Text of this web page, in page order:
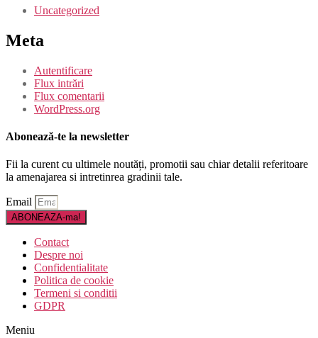
Uncategorized
Meta
Autentificare
Flux intrări
Flux comentarii
WordPress.org
Abonează-te la newsletter
Fii la curent cu ultimele noutăți, promotii sau chiar detalii referitoare
la amenajarea si intretinrea gradinii tale.
Email
ABONEAZA-ma!
Contact
Despre noi
Confidentialitate
Politica de cookie
Termeni si conditii
GDPR
Meniu